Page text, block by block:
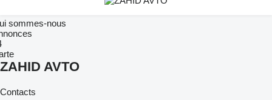
sommes-nous
ZAHID AVTO
Contacts